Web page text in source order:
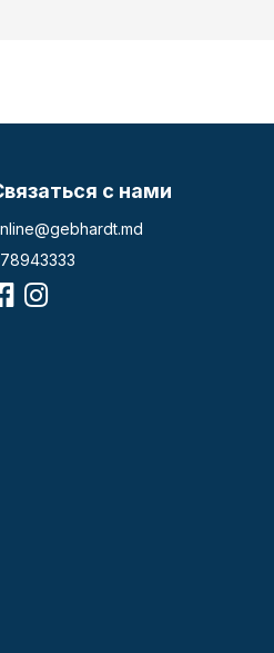
с нами